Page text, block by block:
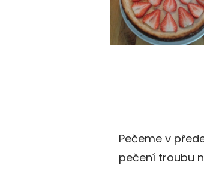
Pečeme v
pečení troubu